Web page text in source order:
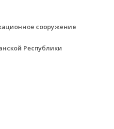
сооружение
Республики